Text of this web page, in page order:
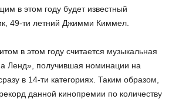
в этом году будет известный
49-ти летний Джимми Киммел.
в этом году считается музыкальная
Ленд», получившая номинации на
в 14-ти категориях. Таким образом,
данной кинопремии по количеству